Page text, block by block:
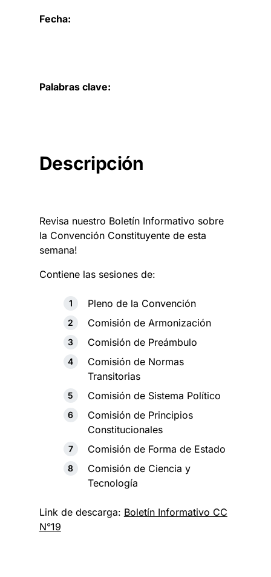
Fecha:
Palabras clave:
Descripción
Revisa nuestro Boletín Informativo sobre
la Convención Constituyente de esta
semana!
Contiene las sesiones de:
Pleno de la Convención
Comisión de Armonización
Comisión de Preámbulo
Comisión de Normas
Transitorias
Comisión de Sistema Político
Comisión de Principios
Constitucionales
Comisión de Forma de Estado
Comisión de Ciencia y
Tecnología
Link de descarga: Boletín Informativo CC
N°19